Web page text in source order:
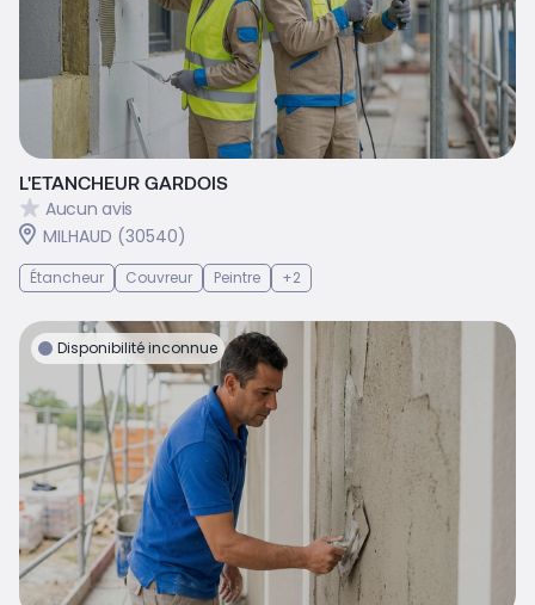
L'ETANCHEUR GARDOIS
Aucun avis
MILHAUD (30540)
Étancheur Couvreur Peintre +2
Disponibilité inconnue